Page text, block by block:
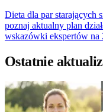
Dieta dla par starających
poznaj aktualny plan
wskazówki ekspertów na
Ostatnie